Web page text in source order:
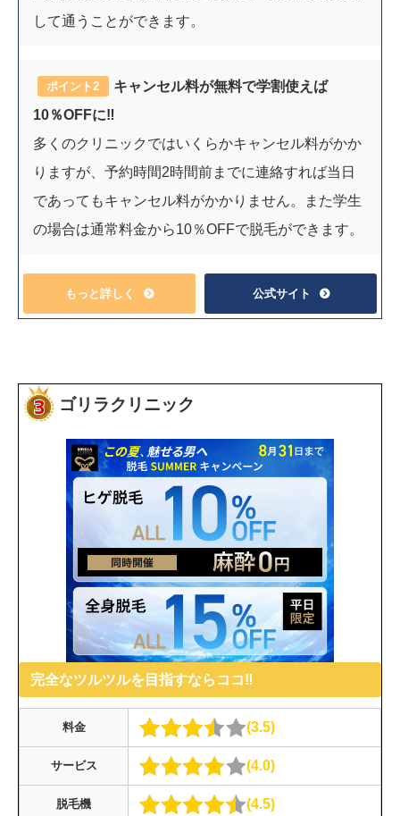
して通うことができます。
ポイント2
キャンセル料が無料で学割使えば
10％OFFに‼︎
多くのクリニックではいくらかキャンセル料がかか
りますが、予約時間2時間前までに連絡すれば当日
であってもキャンセル料がかかりません。また学生
の場合は通常料金から10％OFFで脱毛ができます。
もっと詳しく 公式サイト
ゴリラクリニック
完全なツルツルを目指すならココ‼︎
料金 3.5
サービス 4.0
脱毛機 4.5